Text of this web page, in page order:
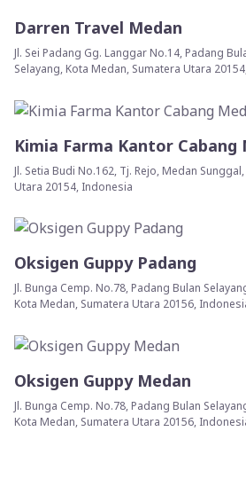
Darren Travel Medan
Jl. Sei Padang Gg. Langgar No.14, Padang
Selayang, Kota Medan, Sumatera Utara
Kimia Farma Kantor Cabang
Jl. Setia Budi No.162, Tj. Rejo, Medan
Utara 20154, Indonesia
Oksigen Guppy Padang
Jl. Bunga Cemp. No.78, Padang Bulan
Kota Medan, Sumatera Utara 20156,
Oksigen Guppy Medan
Jl. Bunga Cemp. No.78, Padang Bulan
Kota Medan, Sumatera Utara 20156,